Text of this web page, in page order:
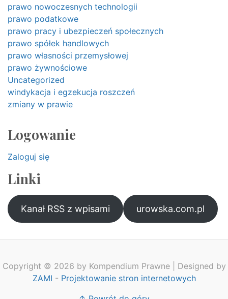
prawo nowoczesnych technologii
prawo podatkowe
prawo pracy i ubezpieczeń społecznych
prawo spółek handlowych
prawo własności przemysłowej
prawo żywnościowe
Uncategorized
windykacja i egzekucja roszczeń
zmiany w prawie
Logowanie
Zaloguj się
Linki
Kanał RSS z wpisami urowska.com.pl
Copyright © 2026 by Kompendium Prawne | Designed by
ZAMI - Projektowanie stron internetowych